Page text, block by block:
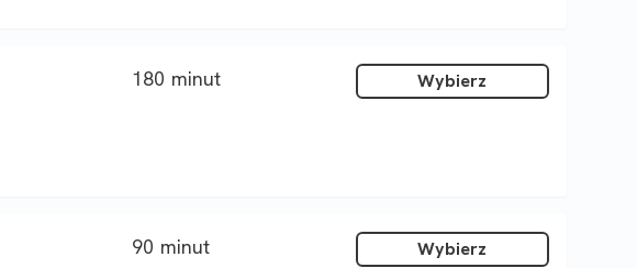
180 minut Wybierz
90 minut Wybierz